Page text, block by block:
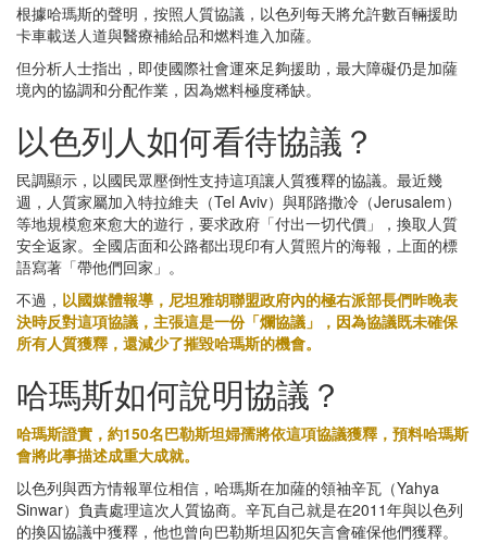
根據哈瑪斯的聲明，按照人質協議，以色列每天將允許數百輛援助
卡車載送人道與醫療補給品和燃料進入加薩。
但分析人士指出，即使國際社會運來足夠援助，最大障礙仍是加薩
境內的協調和分配作業，因為燃料極度稀缺。
以色列人如何看待協議？
民調顯示，以國民眾壓倒性支持這項讓人質獲釋的協議。最近幾
週，人質家屬加入特拉維夫（Tel Aviv）與耶路撒冷（Jerusalem）
等地規模愈來愈大的遊行，要求政府「付出一切代價」，換取人質
安全返家。全國店面和公路都出現印有人質照片的海報，上面的標
語寫著「帶他們回家」。
不過， 以國媒體報導，尼坦雅胡聯盟政府內的極右派部長們昨晚表
決時反對這項協議，主張這是一份「爛協議」，因為協議既未確保
所有人質獲釋，還減少了摧毀哈瑪斯的機會。
哈瑪斯如何說明協議？
哈瑪斯證實，約150名巴勒斯坦婦孺將依這項協議獲釋，預料哈瑪斯
會將此事描述成重大成就。
以色列與西方情報單位相信，哈瑪斯在加薩的領袖辛瓦（Yahya
Sinwar）負責處理這次人質協商。辛瓦自己就是在2011年與以色列
的換囚協議中獲釋，他也曾向巴勒斯坦囚犯矢言會確保他們獲釋。